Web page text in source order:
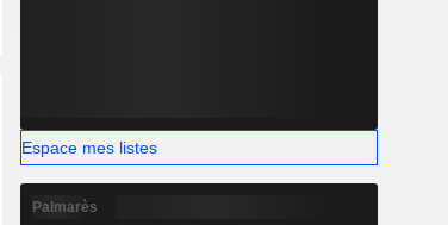
Capi. CT MT LT
9,07 Md
Espace mes listes
Palmarès